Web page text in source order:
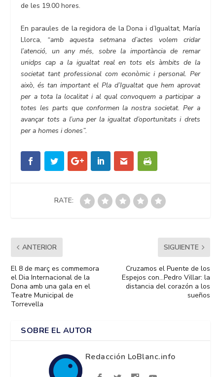
de les 19.00 hores.
En paraules de la regidora de la Dona i d’Igualtat, María
Llorca, “amb aquesta setmana d’actes volem cridar
l’atenció, un any més, sobre la importància de remar
unidps cap a la igualtat real en tots els àmbits de la
societat tant professional com econòmic i personal. Per
això, és tan important el Pla d’Igualtat que hem aprovat
per a tota la localitat i al qual convoquem a participar a
totes les parts que conformen la nostra societat. Per a
avançar tots a l’una per la igualtat d’oportunitats i drets
per a homes i dones”.
RATE:
ANTERIOR
El 8 de març es commemora
el Dia Internacional de la
Dona amb una gala en el
Teatre Municipal de
Torrevella
SIGUIENTE
Cruzamos el Puente de los
Espejos con…Pedro Villar: la
distancia del corazón a los
sueños
SOBRE EL AUTOR
Redacción LoBlanc.info